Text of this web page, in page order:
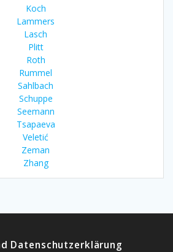
Koch
Lammers
Lasch
Plitt
Roth
Rummel
Sahlbach
Schuppe
Seemann
Tsapaeva
Veletić
Zeman
Zhang
Datenschutzerklärung